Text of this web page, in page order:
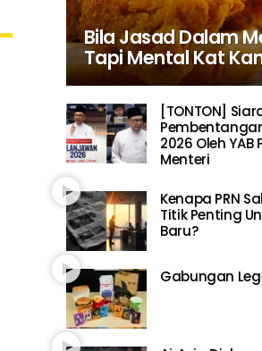
Bila Jasad Dalam
Tapi Mental Kat
[TONTON]
2026 Oleh YAB
Menteri
Kenapa PRN
Titik Penting
Baru?
Gabungan